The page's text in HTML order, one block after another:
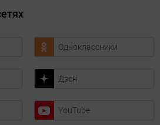
Одноклассники
Дзен
YouTube